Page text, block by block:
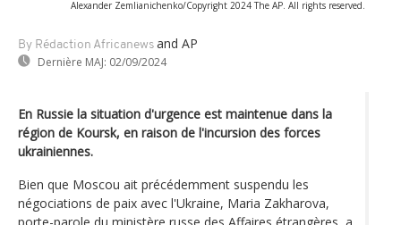
Alexander Zemlianichenko/Copyright 2024 The AP. All rights reserved.
By Rédaction Africanews and AP
Dernière MAJ: 02/09/2024
En Russie la situation d'urgence est maintenue dans la
région de Koursk, en raison de l'incursion des forces
ukrainiennes.
Bien que Moscou ait précédemment suspendu les
négociations de paix avec l'Ukraine, Maria Zakharova,